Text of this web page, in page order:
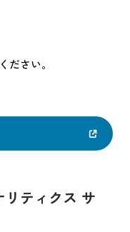
ださい。
リティクス サ